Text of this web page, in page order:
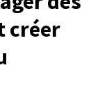
créer